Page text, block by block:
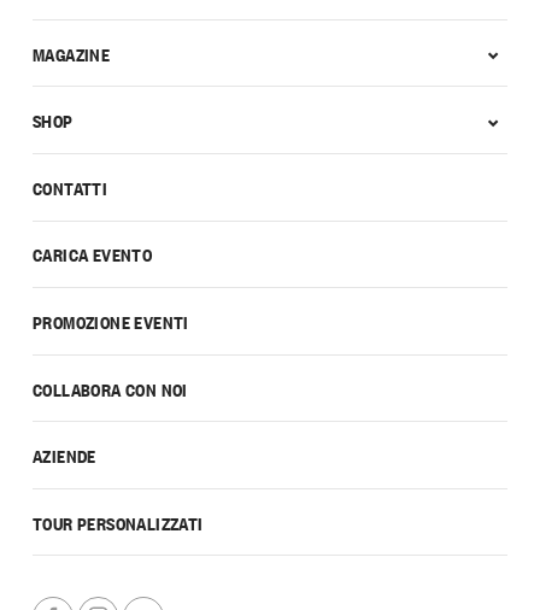
CONTATTI
CARICA EVENTO
PROMOZIONE EVENTI
COLLABORA CON NOI
AZIENDE
TOUR PERSONALIZZATI
MAGAZINE
SHOP